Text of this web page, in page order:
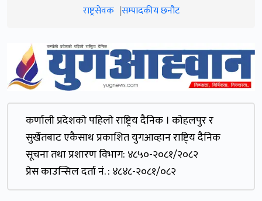
राष्ट्रसेवक सम्पादकीय छनौट
कर्णाली प्रदेशकाे पहिलाे राष्ट्रिय दैनिक । काेहलपुर र
सुर्खेतबाट एकैसाथ प्रकाशित युगआव्हान राष्टि्य दैनिक
सूचना तथा प्रशारण विभाग: ४८५०-२०८१/२०८२
प्रेस काउन्सिल दर्ता नं. : ४८४८-२०८१/०८२